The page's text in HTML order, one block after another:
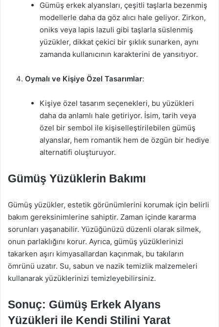
Gümüş erkek alyansları, çeşitli taşlarla bezenmiş
modellerle daha da göz alıcı hale geliyor. Zirkon,
oniks veya lapis lazuli gibi taşlarla süslenmiş
yüzükler, dikkat çekici bir şıklık sunarken, aynı
zamanda kullanıcının karakterini de yansıtıyor.
Oymalı ve Kişiye Özel Tasarımlar:
Kişiye özel tasarım seçenekleri, bu yüzükleri
daha da anlamlı hale getiriyor. İsim, tarih veya
özel bir sembol ile kişiselleştirilebilen gümüş
alyanslar, hem romantik hem de özgün bir hediye
alternatifi oluşturuyor.
Gümüş Yüzüklerin Bakımı
Gümüş yüzükler, estetik görünümlerini korumak için belirli
bakım gereksinimlerine sahiptir. Zaman içinde kararma
sorunları yaşanabilir. Yüzüğünüzü düzenli olarak silmek,
onun parlaklığını korur. Ayrıca, gümüş yüzüklerinizi
takarken aşırı kimyasallardan kaçınmak, bu takıların
ömrünü uzatır. Su, sabun ve nazik temizlik malzemeleri
kullanarak yüzüklerinizi temizleyebilirsiniz.
Sonuç: Gümüş Erkek Alyans
Yüzükleri ile Kendi Stilini Yarat